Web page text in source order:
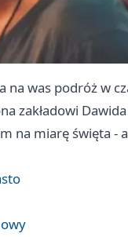
na was podróż w
zakładowi
na miarę święta -